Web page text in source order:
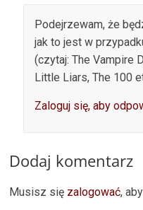
Podejrzewam, że
jak to jest w
(czytaj: The Vampire
Little Liars, The 100
Zaloguj się, aby
Dodaj komentarz
Musisz się zalogować,